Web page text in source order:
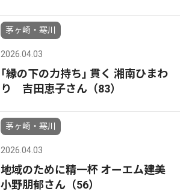
茅ヶ崎・寒川
2026.04.03
｢縁の下の力持ち｣ 貫く 湘南ひまわ
り 吉田恵子さん（83）
茅ヶ崎・寒川
2026.04.03
地域のために精一杯 オーエム建美
小野朋郁さん（56）